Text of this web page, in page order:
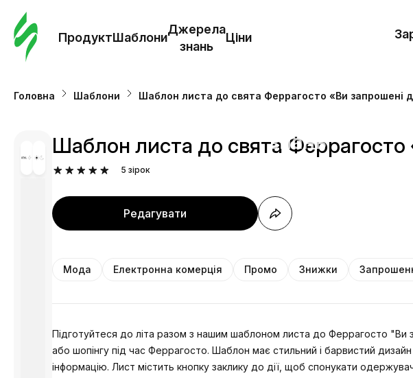
ПродуктШаблони
Джерела
знань
Ціни
знань
Головна Шаблони Шаблон листа до свята Феррагосто «Ви запрошені
Шаблон листа до свята Феррагосто
5 зірок
Редагувати
Мода Електронна комерція Промо Знижки
Підготуйтеся до літа разом з нашим шаблоном листа до Феррагосто "Ви
або шопінгу під час Феррагосто. Шаблон має стильний і барвистий
інформацію. Лист містить кнопку заклику до дії, щоб спонукати